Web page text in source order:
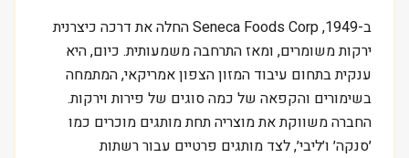
ב-1949, Seneca Foods Corp החלה את דרכה כיצרנית
ירקות משומרים, ומאז התרחבה משמעותית. כיום, היא
ענקית בתחום עיבוד המזון הצפון אמריקאי, המתמחה
בשימורים והקפאה של כמה סוגים של פירות וירקות.
החברה משווקת את מוצריה תחת מותגים מוכרים כמו
׳סנקה׳ ו׳ליבי׳, לצד מותגים פרטיים עבור רשתות